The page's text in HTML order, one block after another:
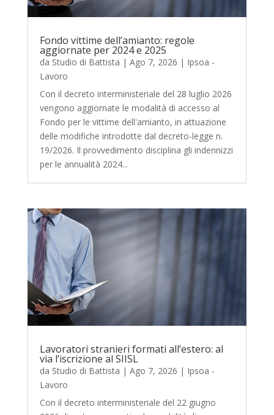
Fondo vittime dell’amianto: regole
aggiornate per 2024 e 2025
da Studio di Battista | Ago 7, 2026 | Ipsoa -
Lavoro
Con il decreto interministeriale del 28 luglio 2026
vengono aggiornate le modalità di accesso al
Fondo per le vittime dell'amianto, in attuazione
delle modifiche introdotte dal decreto-legge n.
19/2026. Il provvedimento disciplina gli indennizzi
per le annualità 2024...
Lavoratori stranieri formati all’estero: al
via l’iscrizione al SIISL
da Studio di Battista | Ago 7, 2026 | Ipsoa -
Lavoro
Con il decreto interministeriale del 22 giugno